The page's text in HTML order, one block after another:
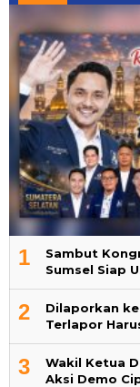
1
Sambut
Sumsel Siap
2
Dilaporkan
Terlapor
3
Wakil Ketua
Aksi Demo